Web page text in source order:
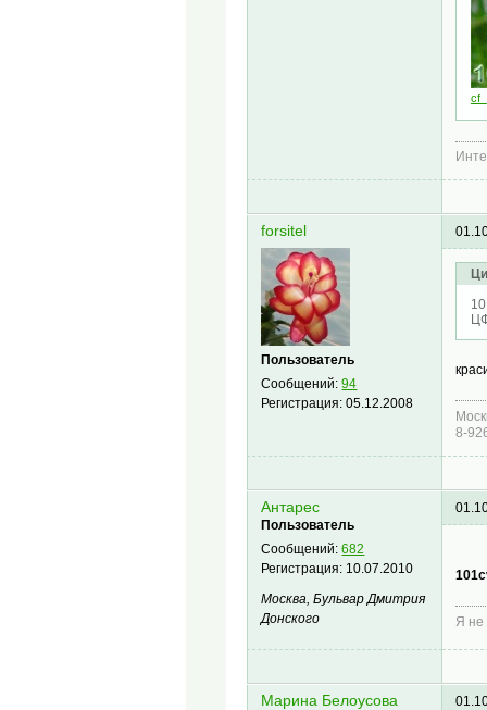
forsitel
Пользователь
Сообщений:94
Регистрация:05.12.2008
8-
Антарес
Пользователь
Сообщений:682
Регистрация: 10.07.2010
Москва, Бульвар Дмитрия
Донского
Я не
Марина Белоусова